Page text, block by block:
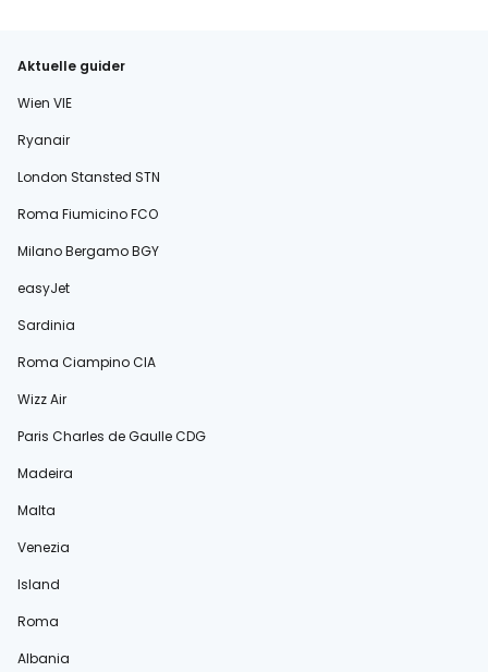
Aktuelle guider
Wien VIE
Ryanair
London Stansted STN
Roma Fiumicino FCO
Milano Bergamo BGY
easyJet
Sardinia
Roma Ciampino CIA
Wizz Air
Paris Charles de Gaulle CDG
Madeira
Malta
Venezia
Island
Roma
Albania